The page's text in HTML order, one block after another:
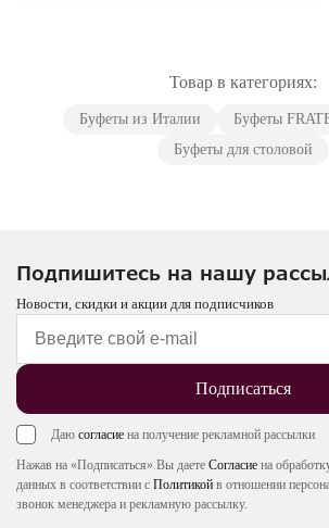
Товар в категориях:
Буфеты из Италии
Буфеты
Буфеты для столовой
Подпишитесь на нашу
Новости, скидки и акции для подписчиков
Подписаться
Даю согласие на получение рекламной рассылки
Нажав на «Подписаться» Вы даете Согласие на
данных в соответствии с Политикой в отношении
звонок менеджера и рекламную рассылку.